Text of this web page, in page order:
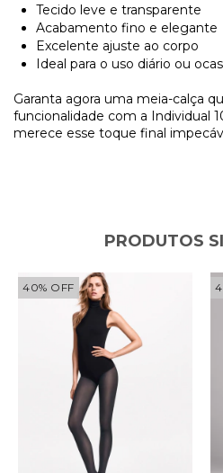
Tecido leve e transparente
Acabamento fino e elegante
Excelente ajuste ao corpo
Ideal para o uso diário ou
Garanta agora uma meia-calça
funcionalidade com a Individual
merece esse toque final
PRODUTOS
40% OFF